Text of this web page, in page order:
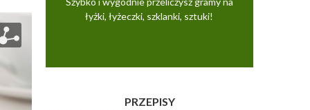
łyżki, łyżeczki, szklanki, sztuki!
PRZEPISY